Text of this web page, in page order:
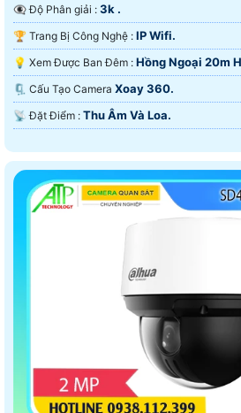
👁️‍🗨 Độ Phân giải : 3k .
🏆 Trang Bị Công Nghệ : IP Wifi.
💡 Xem Được Ban Đêm : Hồng Ngoại 20m
🗜️ Cấu Tạo Camera Xoay 360.
️📡 Đặt Điểm : Thu Âm Và Loa.